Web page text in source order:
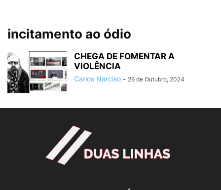
incitamento ao ódio
CHEGA DE FOMENTAR A
VIOLÊNCIA
Carlos Narciso - 26 de Outubro, 2024